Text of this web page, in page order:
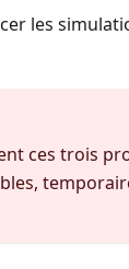
les
ces trois